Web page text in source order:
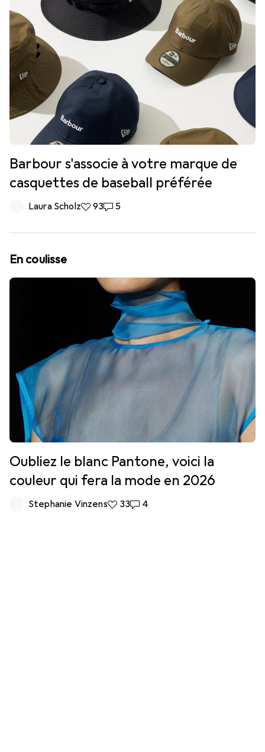
Barbour s'associe à votre marque de
casquettes de baseball préférée
Laura Scholz93 likes
935 commentaires
5
En coulisse
Oubliez le blanc Pantone, voici la
couleur qui fera la mode en 2026
Stephanie Vinzens33 likes
334 commentaires
4